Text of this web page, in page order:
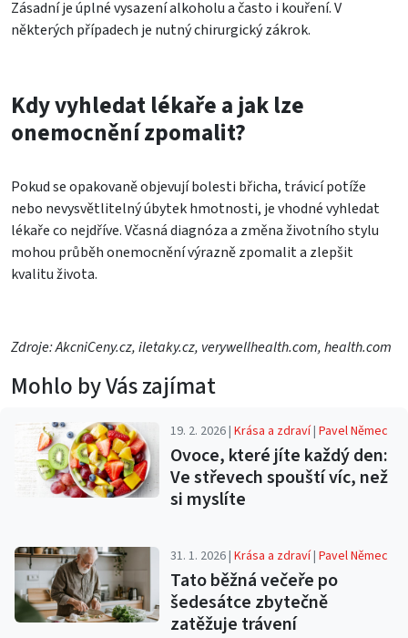
Zásadní je úplné vysazení alkoholu a často i kouření. V
některých případech je nutný chirurgický zákrok.
Kdy vyhledat lékaře a jak lze
onemocnění zpomalit?
Pokud se opakovaně objevují bolesti břicha, trávicí potíže
nebo nevysvětlitelný úbytek hmotnosti, je vhodné vyhledat
lékaře co nejdříve. Včasná diagnóza a změna životního stylu
mohou průběh onemocnění výrazně zpomalit a zlepšit
kvalitu života.
Zdroje: AkcniCeny.cz, iletaky.cz, verywellhealth.com, health.com
Mohlo by Vás zajímat
19. 2. 2026 |Krása a zdraví|Pavel Němec
Ovoce, které jíte každý den:
Ve střevech spouští víc, než
si myslíte
31. 1. 2026 |Krása a zdraví|Pavel Němec
Tato běžná večeře po
šedesátce zbytečně
zatěžuje trávení